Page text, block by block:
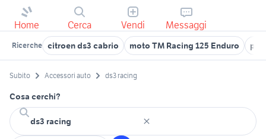
Home Cerca Vendi Messaggi
Ricerche citroen ds3 cabrio moto TM Racing 125 Enduro
Subito Accessori auto ds3 racing
Cosa cerchi?